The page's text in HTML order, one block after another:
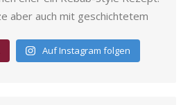
Auf Instagram folgen